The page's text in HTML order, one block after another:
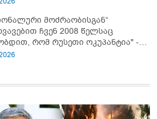
მოძრაობისგან“
ჩვენ 2008 წელსაც
რომ რუსეთი ოკუპანტია" -